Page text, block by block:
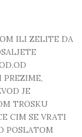
ILI ZELITE DA
PREZIME,
JE
TROSKU
CIM SE VRATI
POSLATOM